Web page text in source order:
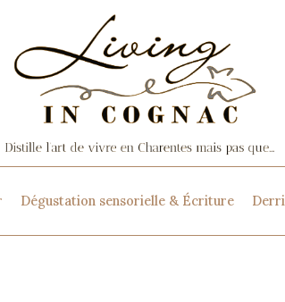
Dégustation sensorielle & Écriture